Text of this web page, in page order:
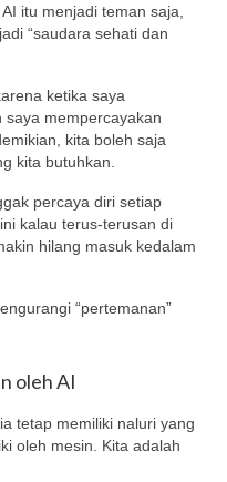
itu menjadi teman saja,
“saudara sehati dan
ketika saya
saya mempercayakan
kita boleh saja
kita butuhkan.
percaya diri setiap
kalau terus-terusan di
hilang masuk kedalam
“pertemanan”
oleh AI
tetap memiliki naluri yang
oleh mesin. Kita adalah